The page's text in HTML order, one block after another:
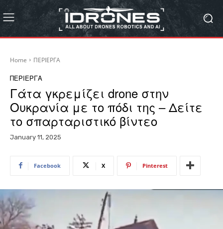
Home ΠΕΡΙΕΡΓΑ
ΠΕΡΙΕΡΓΑ
Γάτα γκρεμίζει drone στην
Ουκρανία με το πόδι της – Δείτε
το σπαρταριστικό βίντεο
January 11, 2025
Facebook X Pinterest